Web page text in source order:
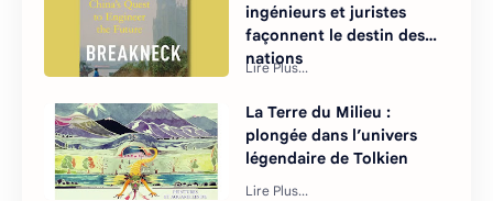
ingénieurs et juristes
façonnent le destin des
nations
La Terre du Milieu :
plongée dans l’univers
légendaire de Tolkien